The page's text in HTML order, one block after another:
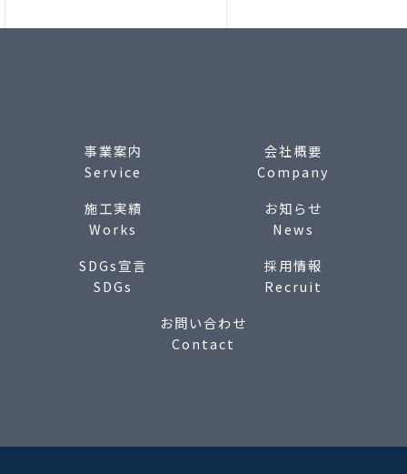
事業案内
Service
会社概要
Company
施工実績
Works
お知らせ
News
SDGs宣言
SDGs
採用情報
Recruit
お問い合わせ
Contact